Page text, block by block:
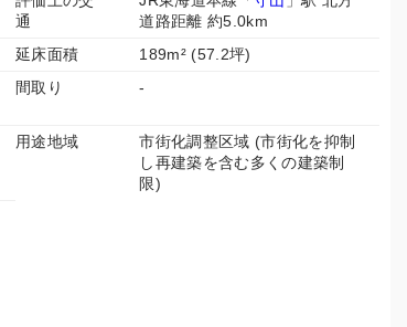
通
道路距離 約5.0km
延床面積
189m² (57.2坪)
間取り
-
用途地域
市街化調整区域 (市街化を抑制
し再建築を含む多くの建築制
限)